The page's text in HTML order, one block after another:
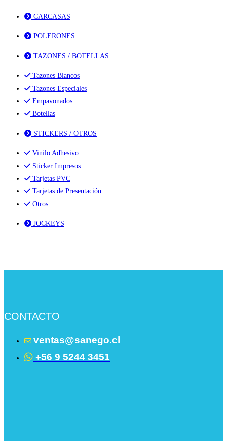
CARCASAS
POLERONES
TAZONES / BOTELLAS
Tazones Blancos
Tazones Especiales
Empavonados
Botellas
STICKERS / OTROS
Vinilo Adhesivo
Sticker Impresos
Tarjetas PVC
Tarjetas de Presentación
Otros
JOCKEYS
CONTACTO
ventas@sanego.cl
+56 9 5244 3451